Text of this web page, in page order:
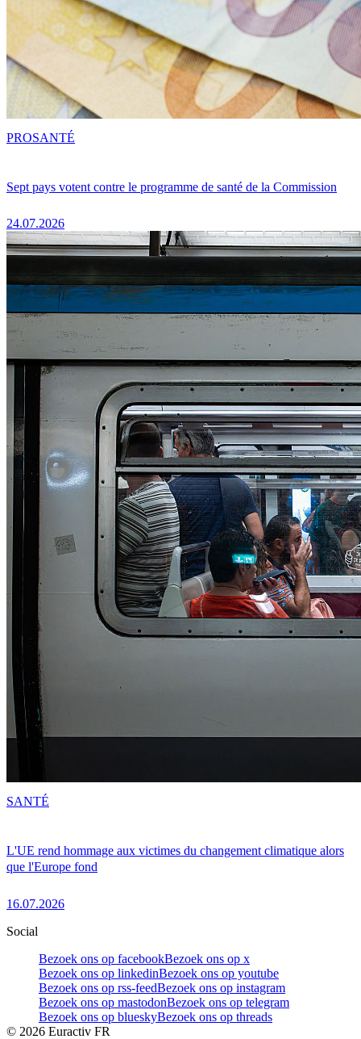
Sept pays votent contre le programme de santé de la Commission
24.07.2026
PROSANTÉ
L'UE rend hommage aux victimes du changement climatique alors
que l'Europe fond
16.07.2026
SANTÉ
Social
Bezoek ons op facebookBezoek ons op x
Bezoek ons op linkedinBezoek ons op youtube
Bezoek ons op rss-feedBezoek ons op instagram
Bezoek ons op mastodonBezoek ons op telegram
Bezoek ons op blueskyBezoek ons op threads
© 2026 Euractiv FR